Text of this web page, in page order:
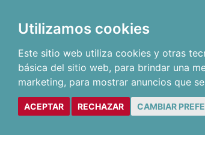
Utilizamos cookies
Este sitio web utiliza cookies y otras
básica del sitio web, para brindar una
marketing, para mostrar anuncios que
ACEPTAR RECHAZAR CAMBIAR